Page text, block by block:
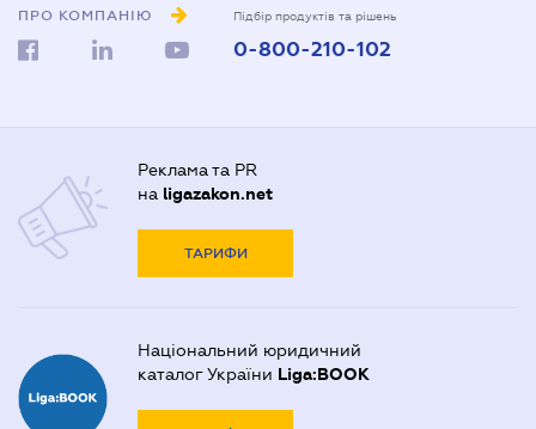
ПРО КОМПАНІЮ Підбір продуктів та рішень
0-800-210-102
Реклама та PR
на ligazakon.net
ТАРИФИ
Національний юридичний
каталог України Liga:BOOK